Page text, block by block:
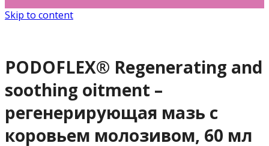
Skip to content
PODOFLEX® Regenerating and
soothing oitment –
регенерирующая мазь с
коровьем молозивом, 60 мл